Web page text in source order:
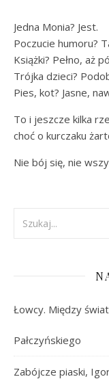
Jedna Monia? Jest.
Poczucie humoru?
Książki? Pełno, aż
Trójka dzieci?
Pies, kot? Jasne,
To i jeszcze kilka
choć o kurczaku
Nie bój się, nie
Łowcy. Między
Pałczyńskiego
Zabójcze piaski,